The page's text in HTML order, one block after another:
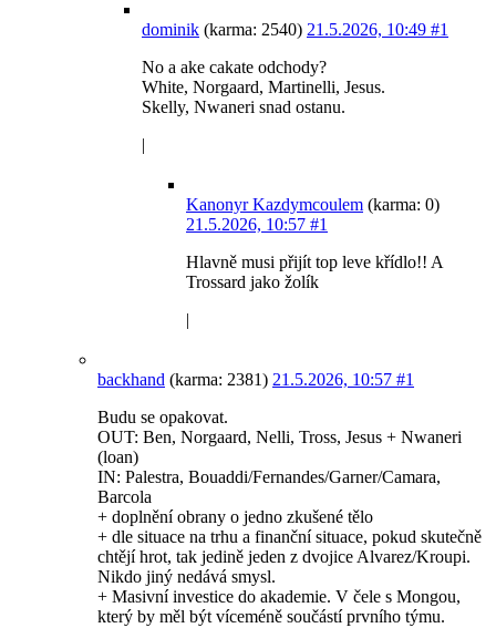
dominik (karma: 2540) 21.5.2026, 10:49 #1
No a ake cakate odchody?
White, Norgaard, Martinelli, Jesus.
Skelly, Nwaneri snad ostanu.
|
Kanonyr Kazdymcoulem (karma: 0)
21.5.2026, 10:57 #1
Hlavně musi přijít top leve křídlo!! A
Trossard jako žolík
|
backhand (karma: 2381) 21.5.2026, 10:57 #1
Budu se opakovat.
OUT: Ben, Norgaard, Nelli, Tross, Jesus + Nwaneri
(loan)
IN: Palestra, Bouaddi/Fernandes/Garner/Camara,
Barcola
+ doplnění obrany o jedno zkušené tělo
+ dle situace na trhu a finanční situace, pokud skutečně
chtějí hrot, tak jedině jeden z dvojice Alvarez/Kroupi.
Nikdo jiný nedává smysl.
+ Masivní investice do akademie. V čele s Mongou,
který by měl být víceméně součástí prvního týmu.